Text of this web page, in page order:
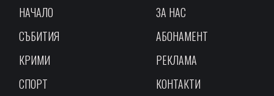
НАЧАЛО
СЪБИТИЯ
КРИМИ
СПОРТ
ЗА НАС
АБОНАМЕНТ
РЕКЛАМА
КОНТАКТИ